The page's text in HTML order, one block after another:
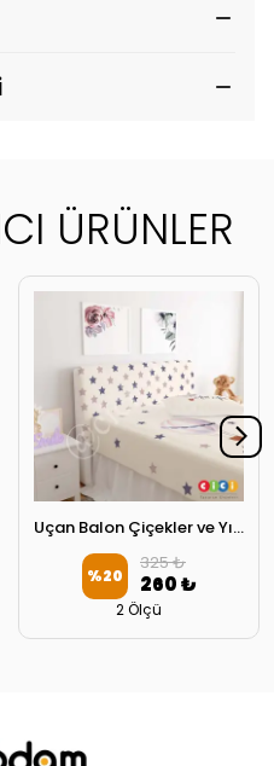
ÜRÜNLER
Uçan Balon Çiçekler ve Yıldızlar Başlık Kılıfı
%20
325 ₺
260 ₺
2 Ölçü